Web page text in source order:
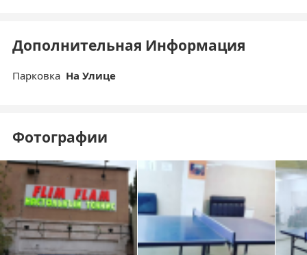
Дополнительная Информация
Парковка На Улице
Фотографии